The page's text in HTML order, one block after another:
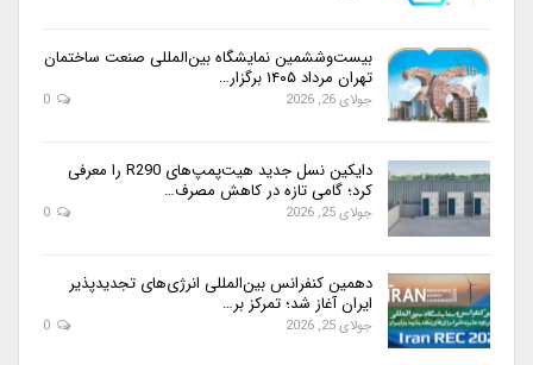
بیست‌وششمین نمایشگاه بین‌المللی صنعت ساختمان
تهران مرداد ۱۴۰۵ برگزار…
جولای 26, 2026
دایکین نسل جدید هیت‌پمپ‌های R290 را معرفی
کرد؛ گامی تازه در کاهش مصرف…
جولای 25, 2026
دهمین کنفرانس بین‌المللی انرژی‌های تجدیدپذیر
ایران آغاز شد؛ تمرکز بر…
جولای 25, 2026